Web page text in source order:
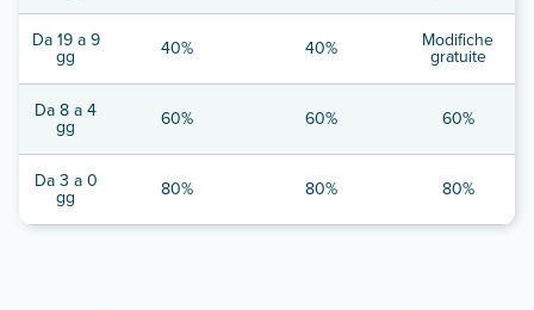
Da 19 a 9
gg 40% 40% Modifiche
gratuite
Da 8 a 4
gg 60% 60% 60%
Da 3 a 0
gg 80% 80% 80%